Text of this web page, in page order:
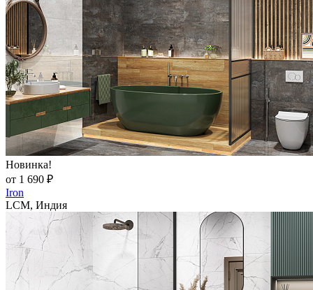
Новинка!
от 1 690 ₽
Iron
LCM, Индия